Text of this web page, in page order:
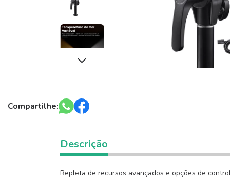
Compartilhe:
Descrição
Repleta de recursos avançados e opções de